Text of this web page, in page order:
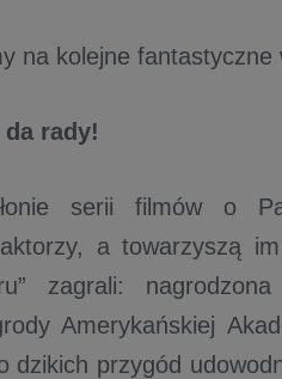
na kolejne fantastyczne
rady!
serii filmów o
a towarzyszą
zagrali:
Amerykańskiej
dzikich przygód